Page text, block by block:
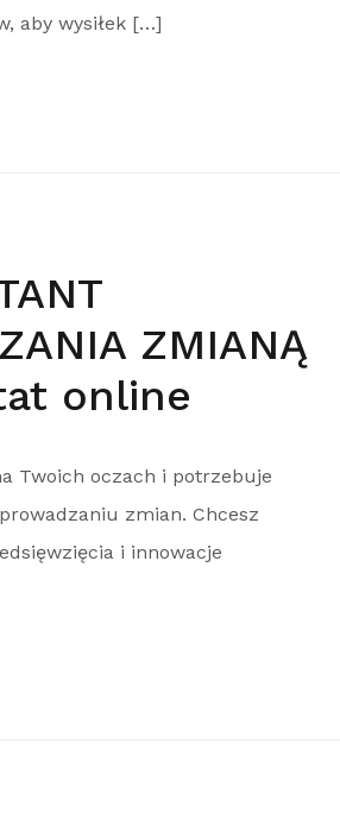
aby wysiłek […]
ZMIANĄ
online
Twoich oczach i potrzebuje
zmian. Chcesz
i innowacje